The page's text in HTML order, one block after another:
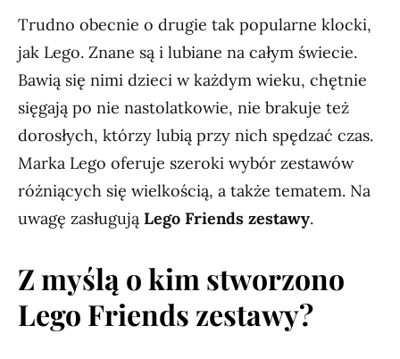
Trudno obecnie o drugie tak popularne klocki,
jak Lego. Znane są i lubiane na całym świecie.
Bawią się nimi dzieci w każdym wieku, chętnie
sięgają po nie nastolatkowie, nie brakuje też
dorosłych, którzy lubią przy nich spędzać czas.
Marka Lego oferuje szeroki wybór zestawów
różniących się wielkością, a także tematem. Na
uwagę zasługują Lego Friends zestawy.
Z myślą o kim stworzono
Lego Friends zestawy?